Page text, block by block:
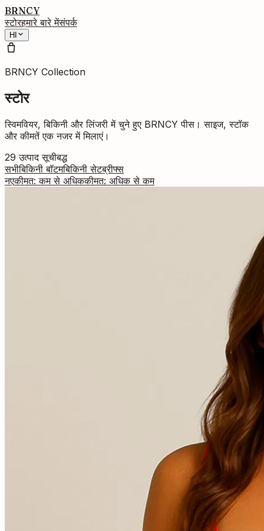
BRNCY
स्टोरहमारे बारे मेंसंपर्क
HI
BRNCY Collection
स्टोर
स्विमवियर, बिकिनी और लिंजरी में चुने हुए BRNCY पीस। साइज, स्टॉक
और कीमतें एक नजर में मिलाएं।
29 उत्पाद सूचीबद्ध
सभीबिकिनी बॉटमबिकिनी सेटब्रीफ्स
नएकीमत: कम से अधिककीमत: अधिक से कम